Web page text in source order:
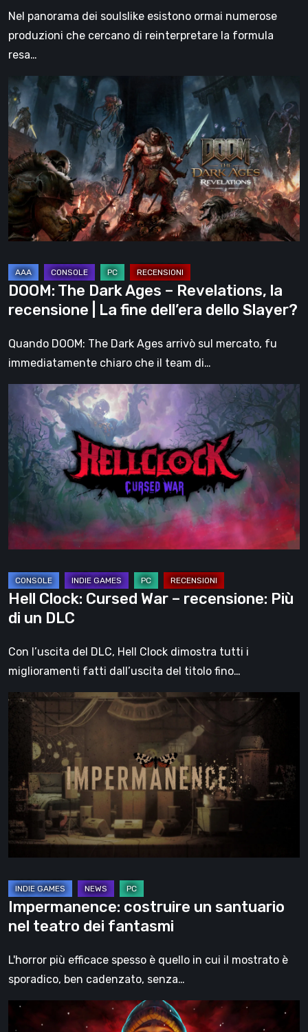
Nel panorama dei soulslike esistono ormai numerose
produzioni che cercano di reinterpretare la formula
resa…
DOOM:
The
Dark
Ages
–
Revelations,
la
recensione
|
fine
dell’era
dello
DOOM: The Dark Ages – Revelations, la
recensione | La fine dell’era dello Slayer?
Quando DOOM: The Dark Ages arrivò sul mercato, fu
immediatamente chiaro che il team di…
Cursed
War
–
recensione:
di
un
Hell Clock: Cursed War – recensione: Più
di un DLC
Con l’uscita del DLC, Hell Clock dimostra tutti i
miglioramenti fatti dall’uscita del titolo fino…
Impermanence:
costruire
santuario
nel
teatro
fantasmi
Impermanence: costruire un santuario
nel teatro dei fantasmi
L'horror più efficace spesso è quello in cui il mostrato è
sporadico, ben cadenzato, senza…
Hollow
Home